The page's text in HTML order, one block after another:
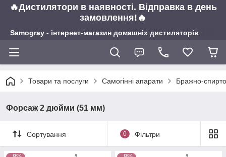
🔥Дистилятори в наявності. Відправка в день
замовлення!🔥
Samogray - інтернет-магазин домашніх дистиляторів
Товари та послуги Самогінні апарати Бражно-
Форсаж 2 дюйми (51 мм)
Сортування 0 Фільтри